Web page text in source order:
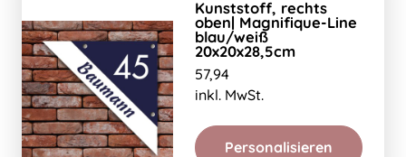
Kunststoff, rechts
oben| Magnifique-Line
blau/weiß
20x20x28,5cm
57,94
inkl. MwSt.
Personalisieren